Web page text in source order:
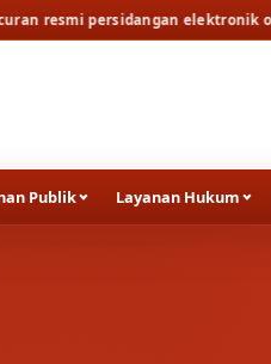
elektronik oleh Pengadilan
Publik Layanan Hukum